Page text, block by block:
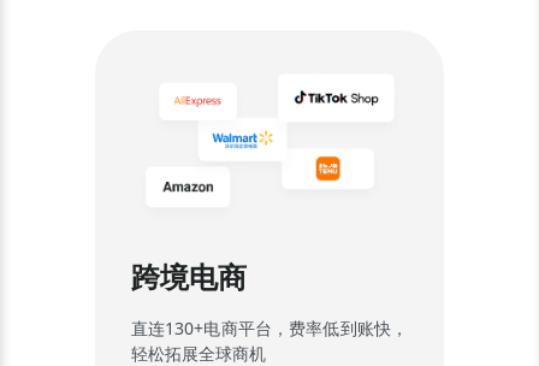
跨境电商
直连130+电商平台，费率低到账快，
轻松拓展全球商机